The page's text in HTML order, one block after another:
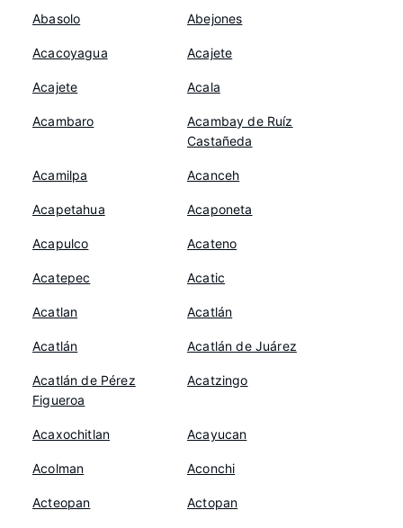
Abasolo Abejones
Acacoyagua Acajete
Acajete Acala
Acambaro
Acambay de Ruíz
Castañeda
Acamilpa Acanceh
Acapetahua Acaponeta
Acapulco Acateno
Acatepec Acatic
Acatlan Acatlán
Acatlán Acatlán de Juárez
Acatlán de Pérez
Figueroa
Acatzingo
Acaxochitlan Acayucan
Acolman Aconchi
Acteopan Actopan